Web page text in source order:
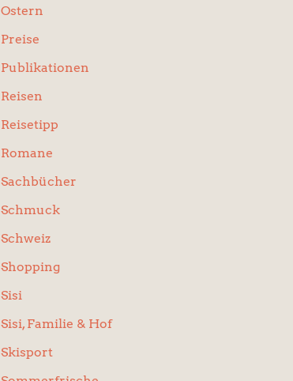
Ostern
Preise
Publikationen
Reisen
Reisetipp
Romane
Sachbücher
Schmuck
Schweiz
Shopping
Sisi
Sisi, Familie & Hof
Skisport